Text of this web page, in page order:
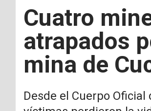
Cuatro
atrapados
mina de
Desde el Cuerpo